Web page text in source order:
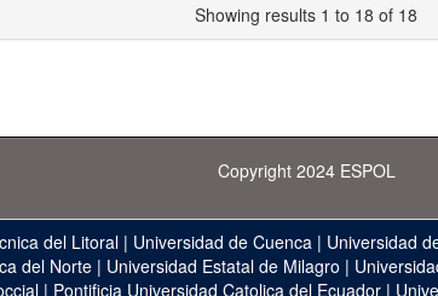
Showing results 1 to 18 of 18
Copyright 2024 ESPOL
del Litoral | Universidad de Cuenca | Universidad
del Norte| Universidad Estatal de Milagro |
| Pontificia Universidad Catolica del Ecuador|